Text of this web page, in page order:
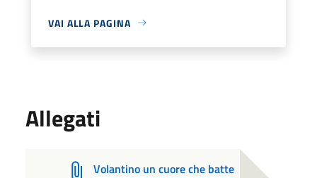
VAI ALLA PAGINA
Allegati
Volantino un cuore che batte